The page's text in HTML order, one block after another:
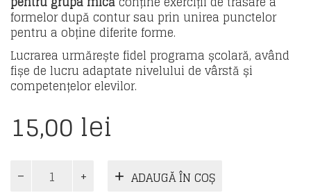
formelor după contur sau prin unirea punctelor
pentru a obține diferite forme.
Lucrarea urmărește fidel programa școlară, având
fișe de lucru adaptate nivelului de vârstă și
competențelor elevilor.
15,00 lei
Cantitate
Semne ADAUGĂ ÎN COȘ